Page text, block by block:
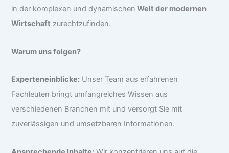
in der komplexen und dynamischen Welt der modernen
Wirtschaft zurechtzufinden.
Warum uns folgen?
Experteneinblicke: Unser Team aus erfahrenen
Fachleuten bringt umfangreiches Wissen aus
verschiedenen Branchen mit und versorgt Sie mit
zuverlässigen und umsetzbaren Informationen.